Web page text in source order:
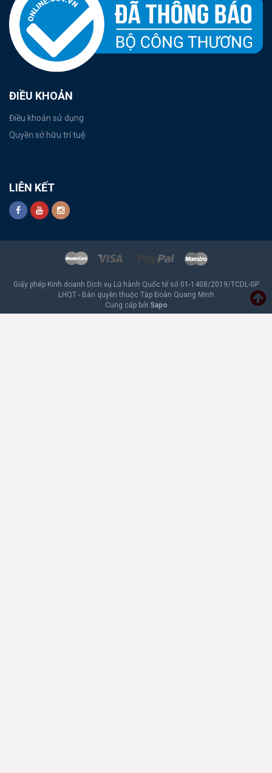
ĐIỀU KHOẢN
Điều khoản sử dụng
Quyền sở hữu trí tuệ
LIÊN KẾT
Giấy phép Kinh doanh Dịch vụ Lữ hành Quốc tế số 01-1408/2019/TCDL-GP
LHQT - Bản quyền thuộc Tập Đoàn Quang Minh
Cung cấp bởi Sapo